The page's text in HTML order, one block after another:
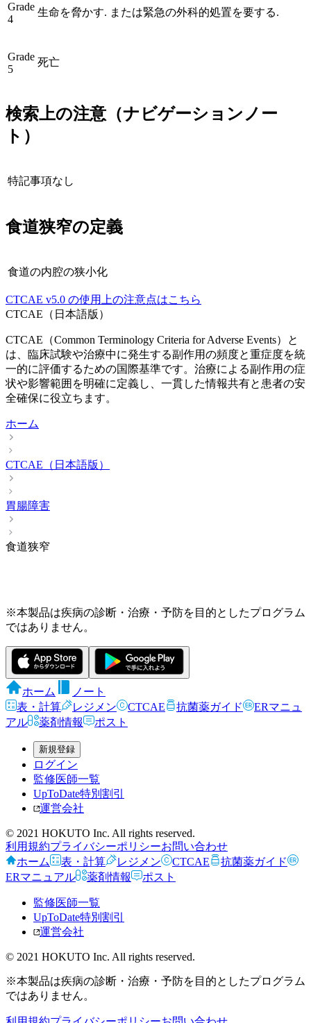
Grade
4
生命を脅かす. または緊急の外科的処置を要する.
Grade
5
死亡
検索上の注意（ナビゲーションノー
ト）
特記事項なし
食道狭窄の定義
食道の内腔の狭小化
CTCAE v5.0 の使用上の注意点はこちら
CTCAE（日本語版）
CTCAE（Common Terminology Criteria for Adverse Events）と
は、臨床試験や治療中に発生する副作用の頻度と重症度を統
一的に評価するための国際基準です。治療による副作用の症
状や影響範囲を明確に定義し、一貫した情報共有と患者の安
全確保に役立ちます。
ホーム
CTCAE（日本語版）
胃腸障害
食道狭窄
※本製品は疾病の診断・治療・予防を目的としたプログラム
ではありません。
ホーム
ノート
表・計算
レジメン CTCAE 抗菌薬ガイド
ERマニュ
アル
薬剤情報 ポスト
新規登録
ログイン
監修医師一覧
UpToDate特別割引
運営会社
© 2021 HOKUTO Inc. All rights reserved.
利用規約プライバシーポリシーお問い合わせ
ホーム
表・計算 レジメン CTCAE
抗菌薬ガイド
ERマニュアル
薬剤情報 ポスト
監修医師一覧
UpToDate特別割引
運営会社
© 2021 HOKUTO Inc. All rights reserved.
※本製品は疾病の診断・治療・予防を目的としたプログラム
ではありません。